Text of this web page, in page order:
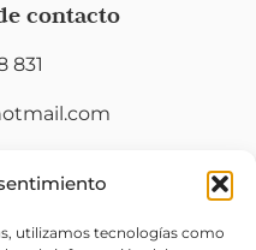
utilizamos tecnologías como
contacto
831